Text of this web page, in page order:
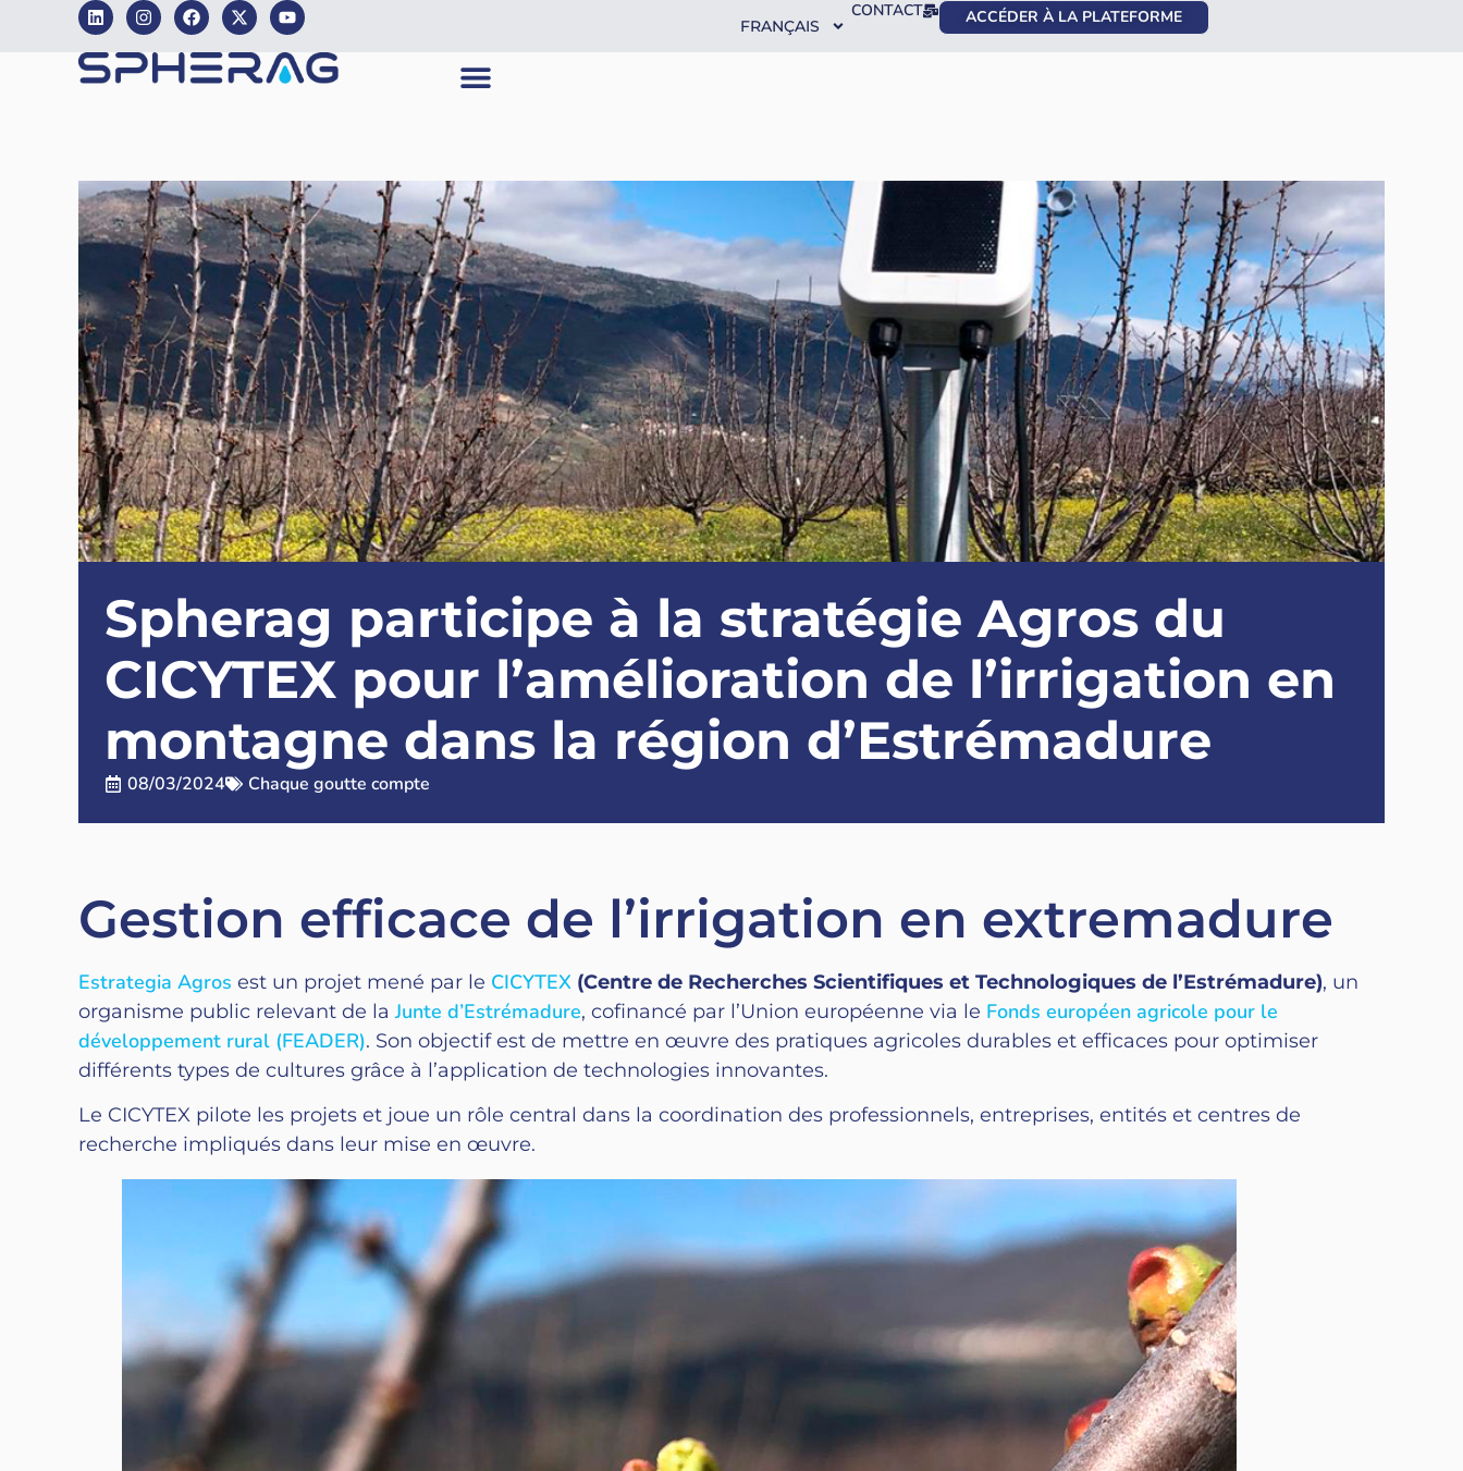
FRANÇAIS
CONTACT ACCÉDER À LA PLATEFORME
Spherag participe à la stratégie Agros du
CICYTEX pour l’amélioration de l’irrigation en
montagne dans la région d’Estrémadure
08/03/2024 Chaque goutte compte
Gestion efficace de l’irrigation en extremadure
Estrategia Agros est un projet mené par le CICYTEX (Centre de Recherches Scientifiques et Technologiques de l’Estrémadure), un
organisme public relevant de la Junte d’Estrémadure, cofinancé par l’Union européenne via le Fonds européen agricole pour le
développement rural (FEADER). Son objectif est de mettre en œuvre des pratiques agricoles durables et efficaces pour optimiser
différents types de cultures grâce à l’application de technologies innovantes.
Le CICYTEX pilote les projets et joue un rôle central dans la coordination des professionnels, entreprises, entités et centres de
recherche impliqués dans leur mise en œuvre.